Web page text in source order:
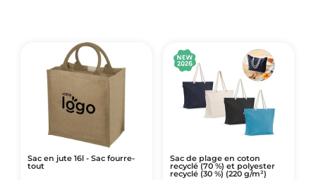
Sac en jute 16l - Sac fourre-
tout
Sac de plage en coton
recyclé (70 %) et polyester
recyclé (30 %) (220 g/m²)